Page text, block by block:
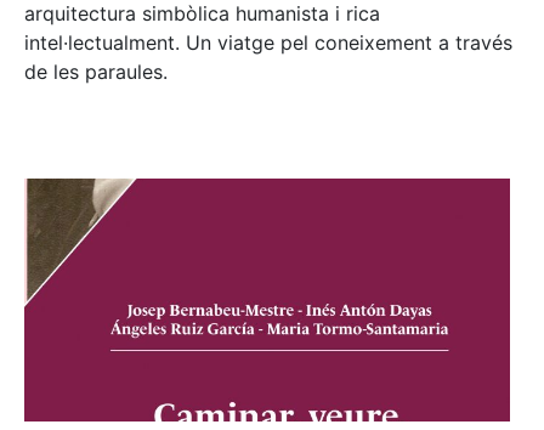
arquitectura simbòlica humanista i rica
intel·lectualment. Un viatge pel coneixement a través
de les paraules.